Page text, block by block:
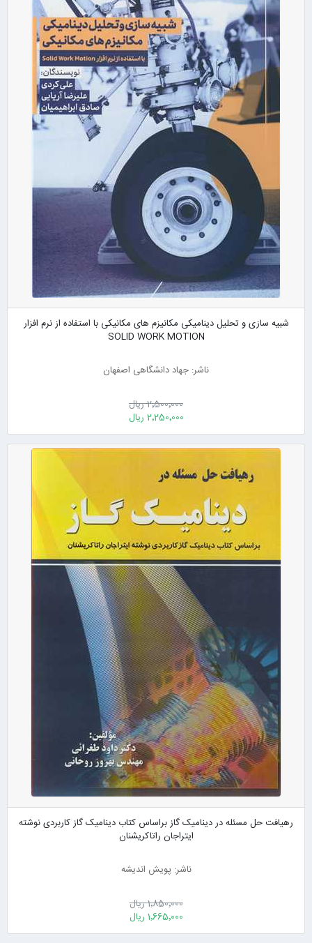
شبیه سازی و تحلیل دینامیکی مکانیزم های مکانیکی با استفاده از نرم افزار
SOLID WORK MOTION
ناشر: جهاد دانشگاهی اصفهان
2٬500٬000 ریال
2٬250٬000 ریال
رهیافت حل مسئله در دینامیک گاز براساس کتاب دینامیک گاز کاربردی نوشته
ایتراجان راتاکریشنان
ناشر: پویش اندیشه
1٬850٬000 ریال
1٬665٬000 ریال